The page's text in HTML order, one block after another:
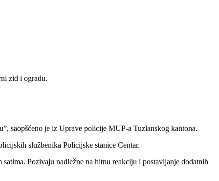
zid i ogradu.
saopšćeno je iz Uprave policije MUP-a Tuzlanskog kantona.
službenika Policijske stanice Centar.
Pozivaju nadležne na hitnu reakciju i postavljanje dodatnih